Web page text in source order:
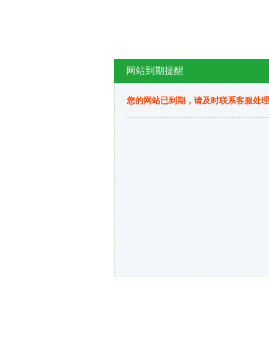
网站到期提醒
您的网站已到期，请及时联系客服处理